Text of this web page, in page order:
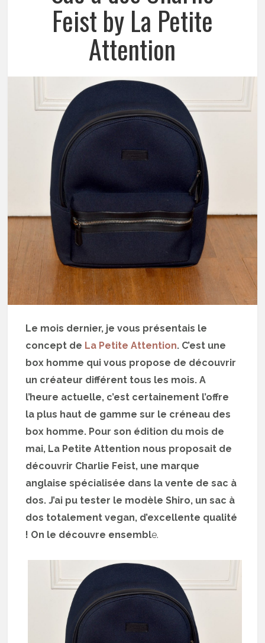
Feist by La Petite
Attention
Le mois dernier, je vous présentais le
concept de La Petite Attention. C’est une
box homme qui vous propose de découvrir
un créateur différent tous les mois. A
l’heure actuelle, c’est certainement l’offre
la plus haut de gamme sur le créneau des
box homme. Pour son édition du mois de
mai, La Petite Attention nous proposait de
découvrir Charlie Feist, une marque
anglaise spécialisée dans la vente de sac à
dos. J’ai pu tester le modèle Shiro, un sac à
dos totalement vegan, d’excellente qualité
! On le découvre ensemble.